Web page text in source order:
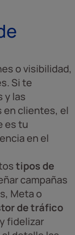
o visibilidad,
Si te
y las
en clientes, el
es tu
en el
tipos de
campañas
Meta o
de tráfico
fidelizar